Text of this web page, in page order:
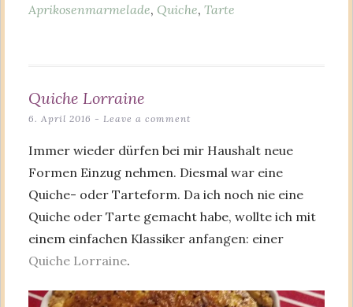
Aprikosenmarmelade, Quiche, Tarte
Quiche Lorraine
6. April 2016 Leave a comment
Immer wieder dürfen bei mir Haushalt neue
Formen Einzug nehmen. Diesmal war eine
Quiche- oder Tarteform. Da ich noch nie eine
Quiche oder Tarte gemacht habe, wollte ich mit
einem einfachen Klassiker anfangen: einer
Quiche Lorraine.